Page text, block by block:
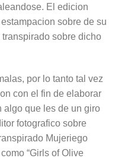
El edicion
sobre de su
sobre dicho
por lo tanto tal vez
con el fin de elaborar
algo que les de un giro
fotografico sobre
Mujeriego
“Girls of Olive